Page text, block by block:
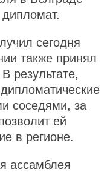
сегодня
также принял
результате,
соседями, за
ей
в регионе.
ассамблея